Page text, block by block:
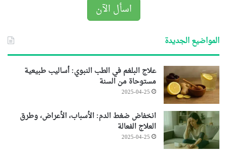
اسأل الآن
المواضيع الجديدة
علاج البلغم في الطب النبوي: أساليب طبيعية
مستوحاة من السنة
2025-04-25
انخفاض ضغط الدم: الأسباب، الأعراض، وطرق
العلاج الفعالة
2025-04-25